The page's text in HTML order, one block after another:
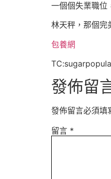
一個個失業職位
林天秤，那個完
包養網
發佈留
發佈留言必須填
留言 *